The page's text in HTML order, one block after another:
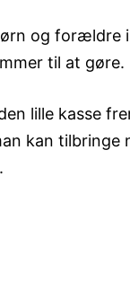
og forældre
til at gøre.
lille kasse
kan